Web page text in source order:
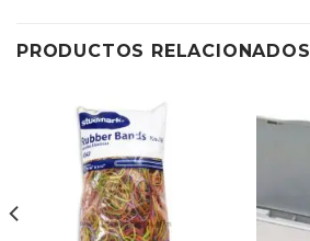
PRODUCTOS RELACIONADOS